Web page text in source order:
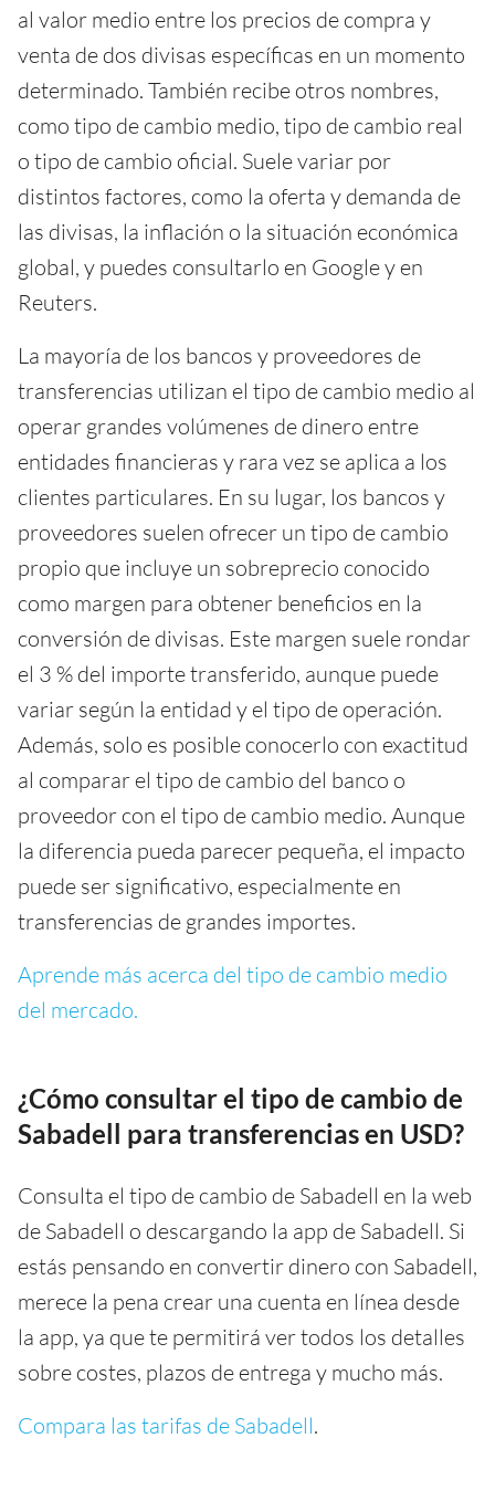
al valor medio entre los precios de compra y
venta de dos divisas específicas en un momento
determinado. También recibe otros nombres,
como tipo de cambio medio, tipo de cambio real
o tipo de cambio oficial. Suele variar por
distintos factores, como la oferta y demanda de
las divisas, la inflación o la situación económica
global, y puedes consultarlo en Google y en
Reuters.
La mayoría de los bancos y proveedores de
transferencias utilizan el tipo de cambio medio al
operar grandes volúmenes de dinero entre
entidades financieras y rara vez se aplica a los
clientes particulares. En su lugar, los bancos y
proveedores suelen ofrecer un tipo de cambio
propio que incluye un sobreprecio conocido
como margen para obtener beneficios en la
conversión de divisas. Este margen suele rondar
el 3 % del importe transferido, aunque puede
variar según la entidad y el tipo de operación.
Además, solo es posible conocerlo con exactitud
al comparar el tipo de cambio del banco o
proveedor con el tipo de cambio medio. Aunque
la diferencia pueda parecer pequeña, el impacto
puede ser significativo, especialmente en
transferencias de grandes importes.
Aprende más acerca del tipo de cambio medio
del mercado.
¿Cómo consultar el tipo de cambio de
Sabadell para transferencias en USD?
Consulta el tipo de cambio de Sabadell en la web
de Sabadell o descargando la app de Sabadell. Si
estás pensando en convertir dinero con Sabadell,
merece la pena crear una cuenta en línea desde
la app, ya que te permitirá ver todos los detalles
sobre costes, plazos de entrega y mucho más.
Compara las tarifas de Sabadell.